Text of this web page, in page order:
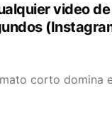
video de
corto domina